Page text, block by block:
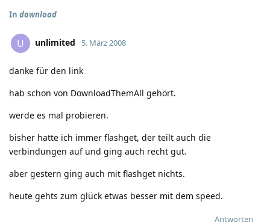
In download
U unlimited 5. März 2008
danke für den link
hab schon von DownloadThemAll gehört.
werde es mal probieren.
bisher hatte ich immer flashget, der teilt auch die
verbindungen auf und ging auch recht gut.
aber gestern ging auch mit flashget nichts.
heute gehts zum glück etwas besser mit dem speed.
Antworten